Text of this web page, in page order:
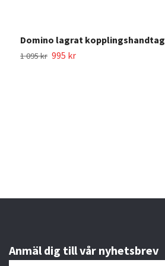
Domino lagrat kopplingshandtag
1 095 kr 995 kr
Anmäl dig till vår nyhetsbrev